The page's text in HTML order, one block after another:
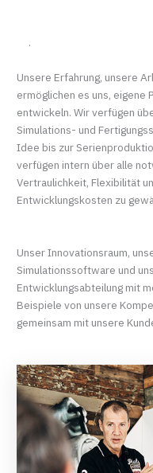
.
Unsere Erfahrung, unsere
ermöglichen es uns,
entwickeln. Wir verfügen
Simulations- und
Idee bis zur
verfügen intern über alle
Vertraulichkeit, Flexibilität
Entwicklungskosten zu
Unser Innovationsraum,
Simulationssoftware und
Entwicklungsabteilung mit
Beispiele von unsere
gemeinsam mit unsere